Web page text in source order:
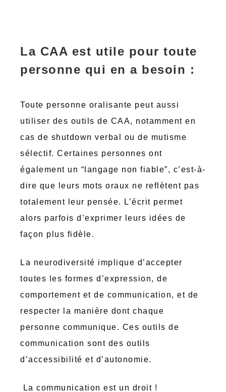
La CAA est utile pour toute
personne qui en a besoin :
Toute personne oralisante peut aussi
utiliser des outils de CAA, notamment en
cas de shutdown verbal ou de mutisme
sélectif. Certaines personnes ont
également un “langage non fiable”, c’est-à-
dire que leurs mots oraux ne reflètent pas
totalement leur pensée. L’écrit permet
alors parfois d’exprimer leurs idées de
façon plus fidèle.
La neurodiversité implique d’accepter
toutes les formes d’expression, de
comportement et de communication, et de
respecter la manière dont chaque
personne communique. Ces outils de
communication sont des outils
d’accessibilité et d’autonomie.
La communication est un droit !